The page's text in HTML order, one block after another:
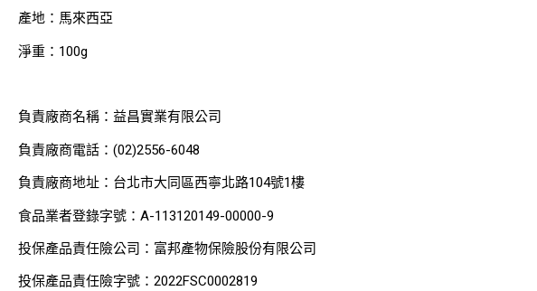
產地：馬來西亞
淨重：100g
負責廠商名稱：益昌實業有限公司
負責廠商電話：(02)2556-6048
負責廠商地址：台北市大同區西寧北路104號1樓
食品業者登錄字號：A-113120149-00000-9
投保產品責任險公司：富邦產物保險股份有限公司
投保產品責任險字號：2022FSC0002819